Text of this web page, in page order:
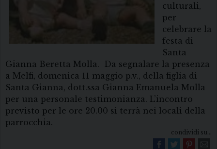
culturali,
per
celebrare la
festa di
Santa
Gianna Beretta Molla. Da segnalare la presenza
a Melfi, domenica 11 maggio p.v., della figlia di
Santa Gianna, dott.ssa Gianna Emanuela Molla
per una personale testimonianza. L’incontro
previsto per le ore 20.00 si terrà nei locali della
parrocchia.
condividi su...